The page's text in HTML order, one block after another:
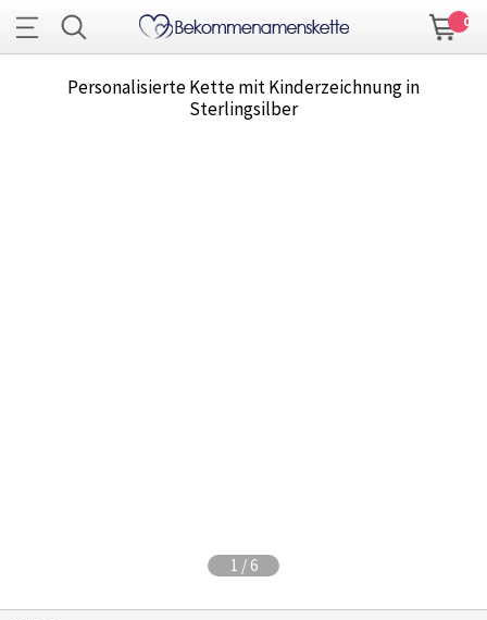
0
Personalisierte Kette mit Kinderzeichnung in
Sterlingsilber
1 / 6